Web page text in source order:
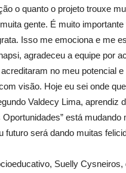
o quanto o projeto trouxe
gente. É muito
Isso me emociona e me
agradeceu a equipe por
no meu potencial
visão. Hoje eu sei onde
Valdecy Lima, aprendiz
está
futuro será dando muitas
Suelly